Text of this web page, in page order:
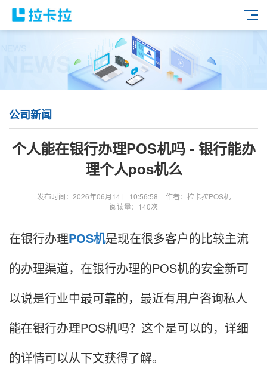
公司新闻
个人能在银行办理POS机吗 - 银行能办
理个人pos机么
发布时间：2026年06月14日 10:56:58
作者：拉卡拉POS机
阅读量：140次
在银行办理POS机是现在很多客户的比较主流
的办理渠道，在银行办理的POS机的安全新可
以说是行业中最可靠的，最近有用户咨询私人
能在银行办理POS机吗？这个是可以的，详细
的详情可以从下文获得了解。